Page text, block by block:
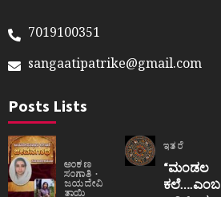
7019100351
sangaatipatrike@gmail.com
Posts Lists
ಅಂಕಣ
ಸಂಗಾತಿ
ಜಯದೇವಿ
ಇತರೆ
“ಮಂಡಲ
ಕಲೆ….ಎಂಬ